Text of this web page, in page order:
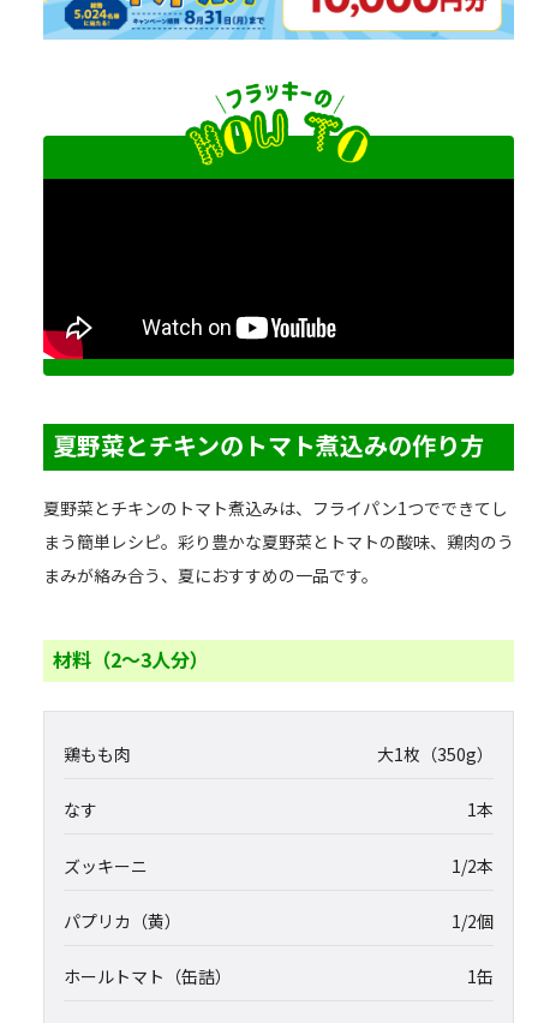
夏野菜とチキンのトマト煮込みの作り方
夏野菜とチキンのトマト煮込みは、フライパン1つでできてし
まう簡単レシピ。彩り豊かな夏野菜とトマトの酸味、鶏肉のう
まみが絡み合う、夏におすすめの一品です。
材料（2～3人分）
鶏もも肉 大1枚（350g）
なす 1本
ズッキーニ 1/2本
パプリカ（黄） 1/2個
ホールトマト（缶詰） 1缶